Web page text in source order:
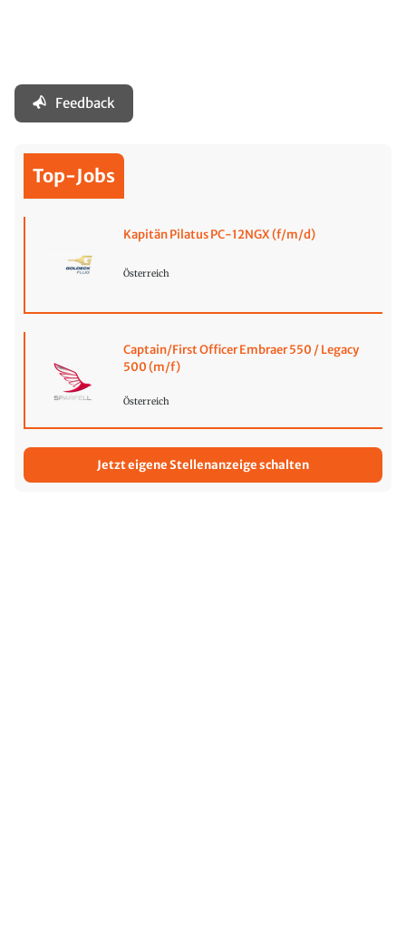
Feedback
Top-Jobs
Kapitän Pilatus PC-12NGX (f/m/d)
Österreich
Captain/First Officer Embraer 550 / Legacy
500 (m/f)
Österreich
Jetzt eigene Stellenanzeige schalten